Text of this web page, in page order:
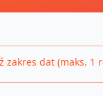
zakres dat (maks.